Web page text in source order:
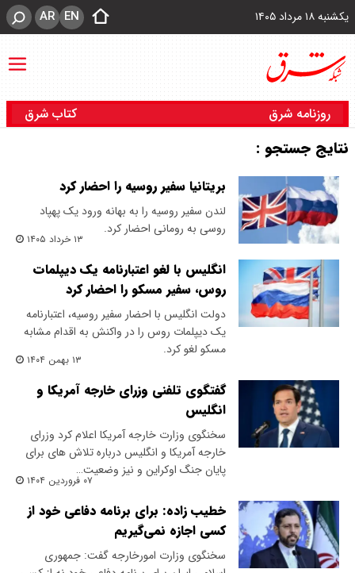
یکشنبه ۱۸ مرداد ۱۴۰۵ EN
AR
روزنامه شرق کتاب شرق
نتایج جستجو :
بریتانیا سفیر روسیه را احضار کرد
لندن سفیر روسیه را به بهانه ورود یک پهپاد
روسی به رومانی احضار کرد.
۱۳ خرداد ۱۴۰۵
انگلیس با لغو اعتبارنامه یک دیپلمات
روس، سفیر مسکو را احضار کرد
دولت انگلیس با احضار سفیر روسیه، اعتبارنامه
یک دیپلمات روس را در واکنش به اقدام مشابه
مسکو لغو کرد.
۱۳ بهمن ۱۴۰۴
گفتگوی تلفنی وزرای خارجه آمریکا و
انگلیس
سخنگوی وزارت خارجه آمریکا اعلام کرد وزرای
خارجه آمریکا و انگلیس درباره تلاش های برای
پایان جنگ اوکراین و نیز وضعیت…
۰۷ فروردین ۱۴۰۴
خطیب زاده: برای برنامه دفاعی خود از
کسی اجازه نمی‌گیریم
سخنگوی وزارت امورخارجه گفت: جمهوری